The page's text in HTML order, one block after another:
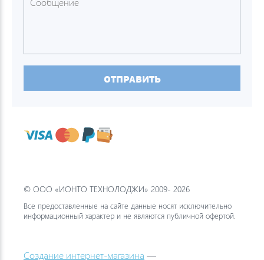
ОТПРАВИТЬ
© ООО «ИОНТО ТЕХНОЛОДЖИ» 2009- 2026
Все предоставленные на сайте данные носят исключительно
информационный характер и не являются публичной офертой.
Создание интернет-магазина —